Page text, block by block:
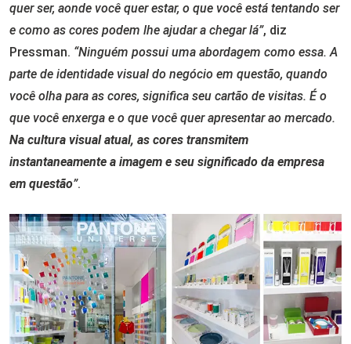
quer ser, aonde você quer estar, o que você está tentando ser
e como as cores podem lhe ajudar a chegar lá”, diz
Pressman. “Ninguém possui uma abordagem como essa. A
parte de identidade visual do negócio em questão, quando
você olha para as cores, significa seu cartão de visitas. É o
que você enxerga e o que você quer apresentar ao mercado.
Na cultura visual atual, as cores transmitem
instantaneamente a imagem e seu significado da empresa
em questão”.